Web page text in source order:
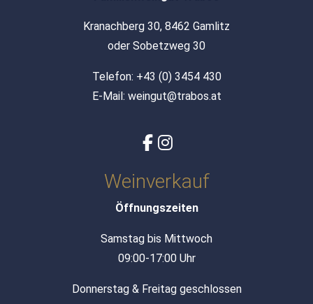
Kranachberg 30, 8462 Gamlitz
oder Sobetzweg 30
Telefon: +43 (0) 3454 430
E-Mail: weingut@trabos.at
Weinverkauf
Öffnungszeiten
Samstag bis Mittwoch
09:00-17:00 Uhr
Donnerstag & Freitag geschlossen